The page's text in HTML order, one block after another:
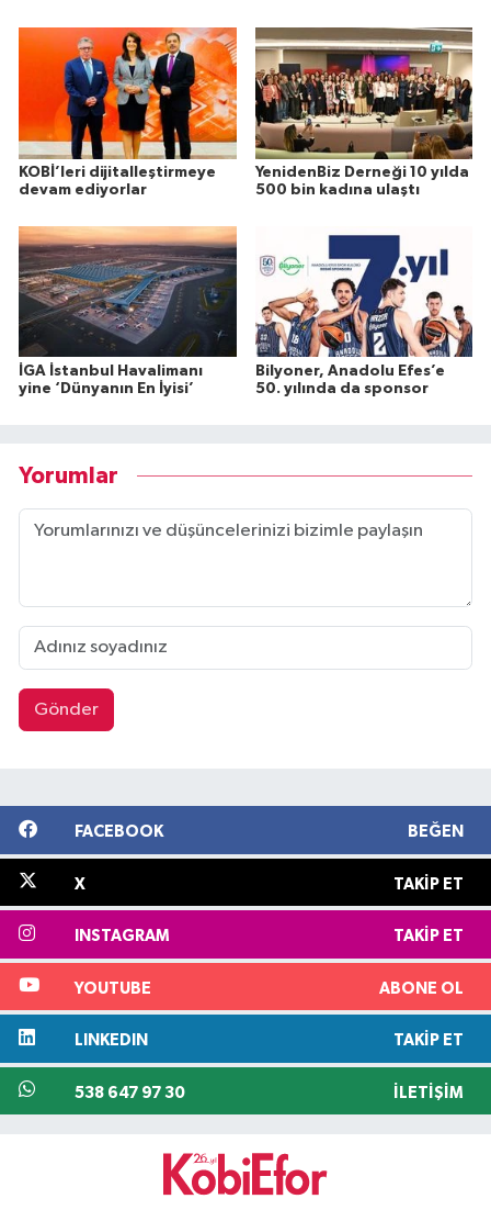
KOBİ’leri dijitalleştirmeye
devam ediyorlar
YenidenBiz Derneği 10 yılda
500 bin kadına ulaştı
İGA İstanbul Havalimanı
yine ‘Dünyanın En İyisi’
Bilyoner, Anadolu Efes’e
50. yılında da sponsor
Yorumlar
Gönder
FACEBOOK BEĞEN
X TAKIP ET
INSTAGRAM TAKIP ET
YOUTUBE ABONE OL
LINKEDIN TAKIP ET
538 647 97 30 İLETIŞIM